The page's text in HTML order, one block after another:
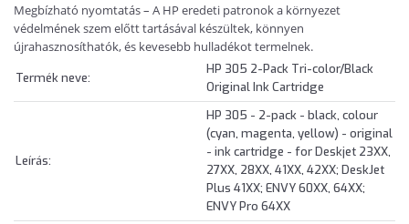
Megbízható nyomtatás – A HP eredeti patronok a környezet
védelmének szem előtt tartásával készültek, könnyen
újrahasznosíthatók, és kevesebb hulladékot termelnek.
Termék neve:
HP 305 2-Pack Tri-color/Black
Original Ink Cartridge
Leírás:
HP 305 - 2-pack - black, colour
(cyan, magenta, yellow) - original
- ink cartridge - for Deskjet 23XX,
27XX, 28XX, 41XX, 42XX; DeskJet
Plus 41XX; ENVY 60XX, 64XX;
ENVY Pro 64XX